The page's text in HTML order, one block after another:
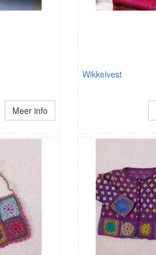
Meer info
Wikkelvest